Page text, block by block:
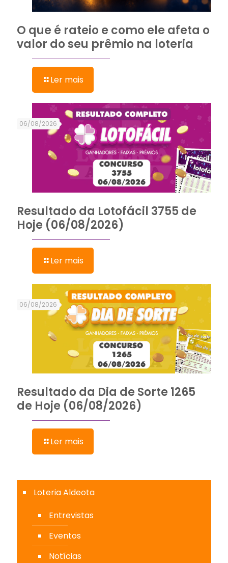
O que é rateio e como ele afeta o
valor do seu prêmio na loteria
Ler mais
06/08/2026
Resultado da Lotofácil 3755 de
Hoje (06/08/2026)
Ler mais
06/08/2026
Resultado da Dia de Sorte 1265
de Hoje (06/08/2026)
Ler mais
Loteria Aldeota
Entrevistas
Eventos
Notícias